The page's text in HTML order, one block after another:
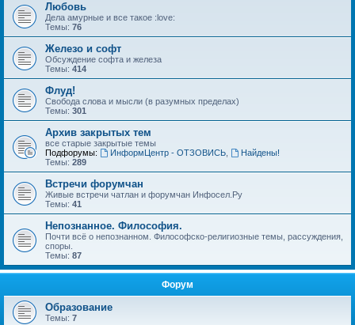
Любовь
Дела амурные и все такое :love:
Темы: 76
Железо и софт
Обсуждение софта и железа
Темы: 414
Флуд!
Свобода слова и мысли (в разумных пределах)
Темы: 301
Архив закрытых тем
все старые закрытые темы
Подфорумы:
ИнформЦентр - ОТЗОВИСЬ,
Найдены!
Темы: 289
Встречи форумчан
Живые встречи чатлан и форумчан Инфосел.Ру
Темы: 41
Непознанное. Философия.
Почти всё о непознанном. Философско-религиозные темы, рассуждения,
споры.
Темы: 87
Форум
Образование
Темы: 7